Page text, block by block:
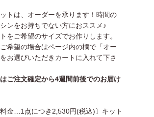
トは、オーダーを承ります！時間の
ンをお持ちでない方におススメ♪
をご希望のサイズでお作りします。
希望の場合はページ内の欄で「オー
お選びいただきカートに入れて下さ
はご注文確定から4週間前後でのお届け
料金…1点につき2,530円(税込)〕キット